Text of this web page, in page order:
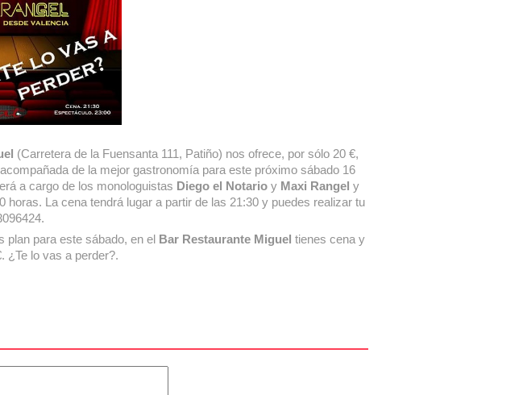
(Carretera de la Fuensanta 111, Patiño) nos ofrece, por sólo 20 €,
de la mejor gastronomía para este próximo sábado 16
a cargo de los monologuistas Diego el Notario y Maxi Rangel y
horas. La cena tendrá lugar a partir de las 21:30 y puedes realizar tu
plan para este sábado, en el Bar Restaurante Miguel tienes cena y
¿Te lo vas a perder?.